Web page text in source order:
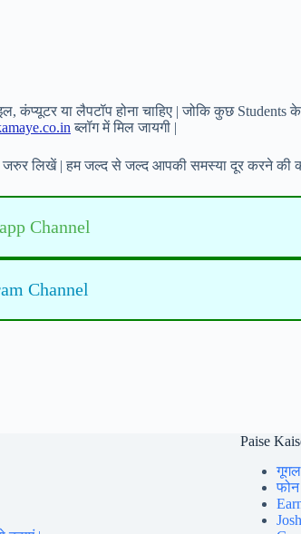
या लैपटॉप होना चाहिए | जोकि कुछ Students
ब्लॉग में मिल जायगी |
जरुर लिखें | हम जल्द से जल्द आपकी समस्या दूर करने की
Channel
Channel
Paise